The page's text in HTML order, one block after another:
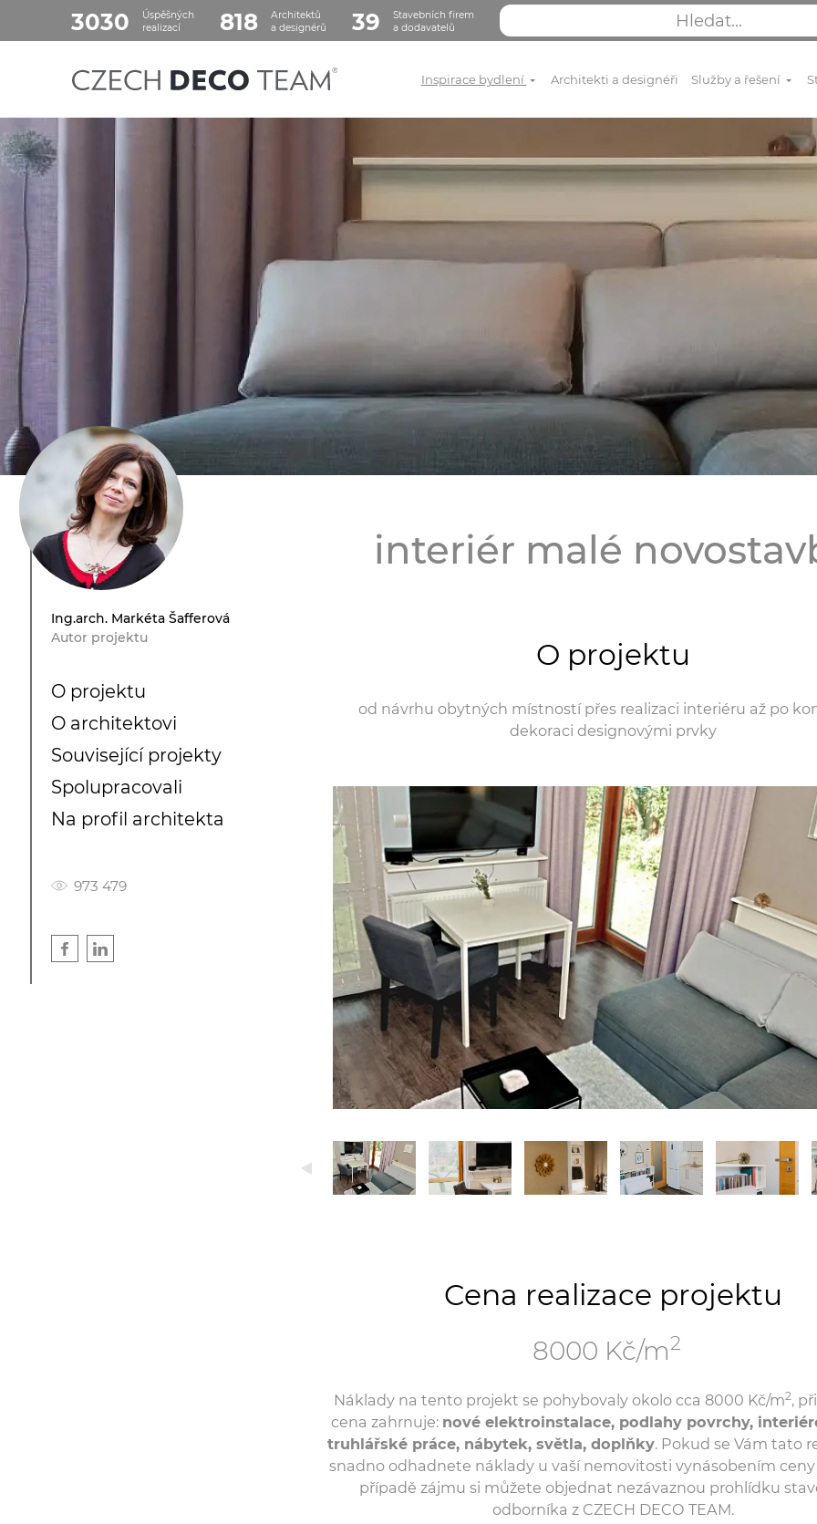
3030
Úspěšných
realizací
818
Architektů
a designérů
39
Stavebních firem
a dodavatelů
Inspirace bydlení Architekti a designéři Služby a řešení
Ing.arch. Markéta Šafferová
Autor projektu
O projektu
O architektovi
Související projekty
Spolupracovali
Na profil architekta
973 479
interiér malé
O projektu
od návrhu obytných místností přes realizaci interiéru až po
dekoraci designovými prvky
Cena realizace projektu
8000 Kč/m2
Náklady na tento projekt se pohybovaly okolo cca 8000 Kč/m2,
cena zahrnuje: nové elektroinstalace, podlahy povrchy,
truhlářské práce, nábytek, světla, doplňky. Pokud se Vám tato
snadno odhadnete náklady u vaší nemovitosti vynásobením ceny
případě zájmu si můžete objednat nezávaznou prohlídku
odborníka z CZECH DECO TEAM.